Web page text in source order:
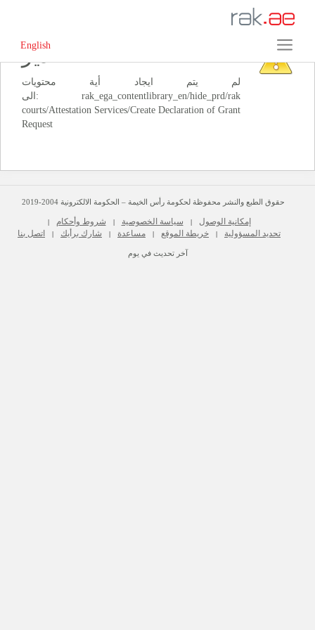
English
‏تحذير‏
لم يتم ايجاد أية محتويات
الى: ‭rak_ega_contentlibrary_en/hide_prd/rak
courts/Attestation Services/Create Declaration of Grant
حقوق الطبع والنشر محفوظة لحكومة رأس الخيمة – الحكومة الالكترونية 2004-2019
إمكانية الوصول | سياسة الخصوصية | شروط وأحكام |
تحديد المسؤولية | خريطة الموقع | مساعدة | شارك برأيك | اتصل بنا
آخر تحديث في يوم